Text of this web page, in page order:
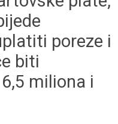
poreze i
biti
miliona i